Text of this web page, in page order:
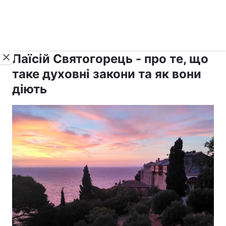
Паїсій Святогорець - про те, що
таке духовні закони та як вони
діють